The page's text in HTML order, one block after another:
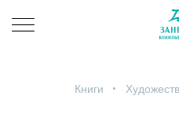
Книги